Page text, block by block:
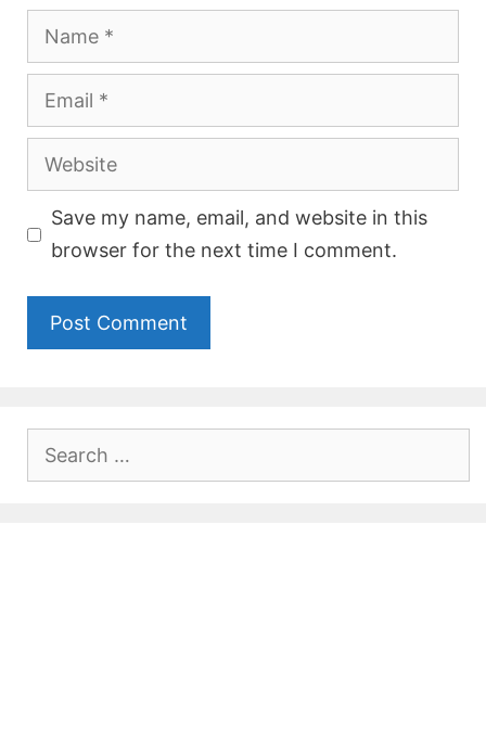
Name
Email
Website
Save my name, email, and website in this
browser for the next time I comment.
Search
for: